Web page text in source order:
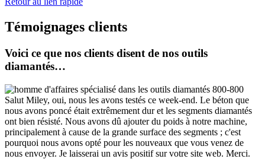
Témoignages clients
Voici ce que nos clients disent de nos outils
diamantés…
Salut Miley, oui, nous les avons testés ce week-end. Le béton que
nous avons poncé était extrêmement dur et les segments diamantés
ont bien résisté. Nous avons dû ajouter du poids à notre machine,
principalement à cause de la grande surface des segments ; c'est
pourquoi nous avons opté pour les nouveaux que vous venez de
nous envoyer. Je laisserai un avis positif sur votre site web. Merci.